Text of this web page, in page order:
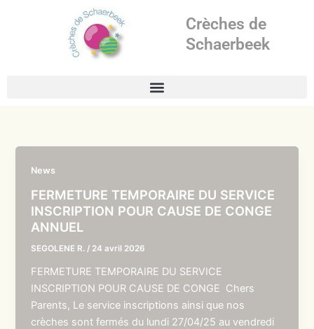
Crèches de
Schaerbeek
News
FERMETURE TEMPORAIRE DU SERVICE
INSCRIPTION POUR CAUSE DE CONGE
ANNUEL
SEGOLENE R. / 24 avril 2026
FERMETURE TEMPORAIRE DU SERVICE
INSCRIPTION POUR CAUSE DE CONGE Chers
Parents, Le service inscriptions ainsi que nos
crèches sont fermés du lundi 27/04/25 au vendredi